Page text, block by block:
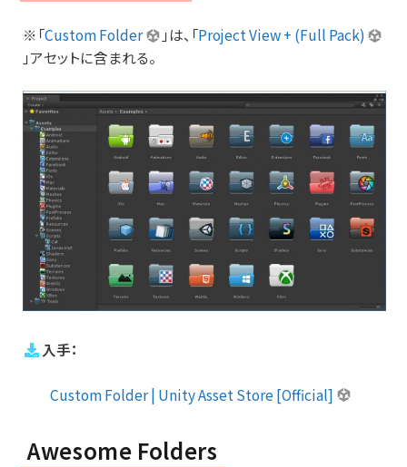
※「Custom Folder 」は、「Project View + (Full Pack)
」アセットに含まれる。
入手：
Custom Folder | Unity Asset Store [Official]
Awesome Folders